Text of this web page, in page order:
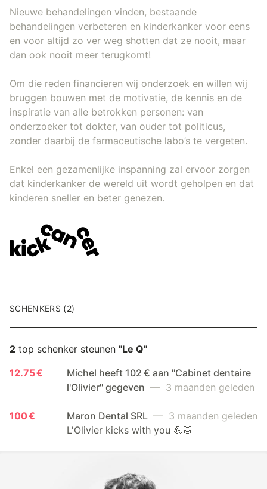
Nieuwe behandelingen vinden, bestaande
behandelingen verbeteren en kinderkanker voor eens
en voor altijd zo ver weg shotten dat ze nooit, maar
dan ook nooit meer terugkomt!
Om die reden financieren wij onderzoek en willen wij
bruggen bouwen met de motivatie, de kennis en de
inspiratie van alle betrokken personen: van
onderzoeker tot dokter, van ouder tot politicus,
zonder daarbij de farmaceutische labo’s te vergeten.
Enkel een gezamenlijke inspanning zal ervoor zorgen
dat kinderkanker de wereld uit wordt geholpen en dat
kinderen sneller en beter genezen.
SCHENKERS (2)
2 top schenker steunen "Le Q"
12.75 €
Michel heeft 102 € aan "Cabinet dentaire
l'Olivier" gegeven — 3 maanden geleden
100 € Maron Dental SRL — 3 maanden geleden
L'Olivier kicks with you 💪🏻